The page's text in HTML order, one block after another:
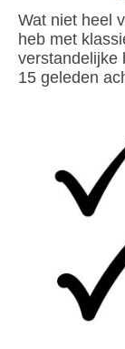
Wat niet heel
heb met
verstandelijke
15 geleden